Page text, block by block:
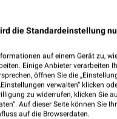
die Standardeinstellung
auf einem Gerät zu,
Einige Anbieter verarbeiten
öffnen Sie die
verwalten“ klicken
zu widerrufen, klicken Sie
Auf dieser Seite können Sie
auf die Browserdaten.